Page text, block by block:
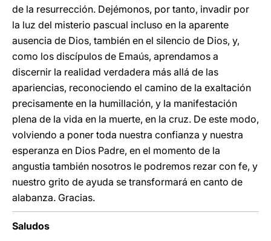
de la resurrección. Dejémonos, por tanto, invadir por
la luz del misterio pascual incluso en la aparente
ausencia de Dios, también en el silencio de Dios, y,
como los discípulos de Emaús, aprendamos a
discernir la realidad verdadera más allá de las
apariencias, reconociendo el camino de la exaltación
precisamente en la humillación, y la manifestación
plena de la vida en la muerte, en la cruz. De este modo,
volviendo a poner toda nuestra confianza y nuestra
esperanza en Dios Padre, en el momento de la
angustia también nosotros le podremos rezar con fe, y
nuestro grito de ayuda se transformará en canto de
alabanza. Gracias.
Saludos